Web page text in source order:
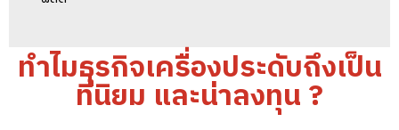
ทำไมธุรกิจเครื่องประดับถึงเป็น
ที่นิยม และน่าลงทุน ?